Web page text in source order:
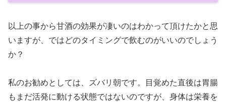
以上の事から甘酒の効果が凄いのはわかって頂けたかと思
いますが、ではどのタイミングで飲むのがいいのでしょう
か？
私のお勧めとしては、ズバリ朝です。目覚めた直後は胃腸
もまだ活発に動ける状態ではないのですが、身体は栄養を